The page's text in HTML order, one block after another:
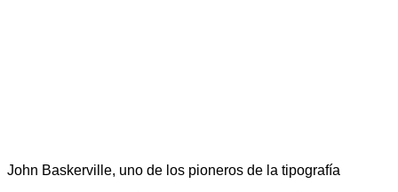
John Baskerville, uno de los pioneros de la tipografía